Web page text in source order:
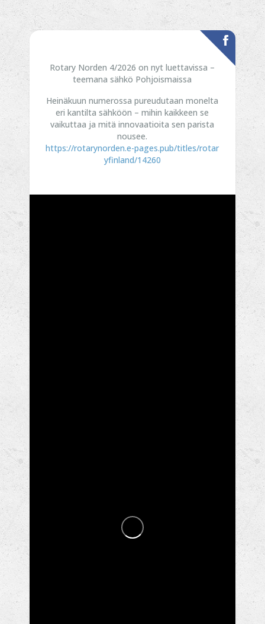
Rotary Norden 4/2026 on nyt luettavissa –
teemana sähkö Pohjoismaissa
Heinäkuun numerossa pureudutaan monelta
eri kantilta sähköön – mihin kaikkeen se
vaikuttaa ja mitä innovaatioita sen parista
nousee.
https://rotarynorden.e-pages.pub/titles/rotar
yfinland/14260